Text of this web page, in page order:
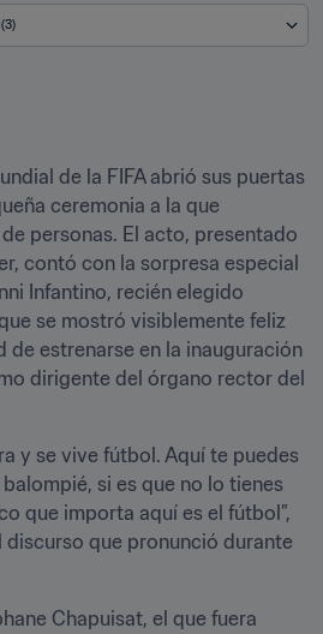
de la FIFA abrió sus puertas
ceremonia a la que
personas. El acto, presentado
contó con la sorpresa especial
Infantino, recién elegido
se mostró visiblemente feliz
de estrenarse en la inauguración
dirigente del órgano rector del
y se vive fútbol. Aquí te puedes
si es que no lo tienes
que importa aquí es el fútbol”,
discurso que pronunció durante
Chapuisat, el que fuera